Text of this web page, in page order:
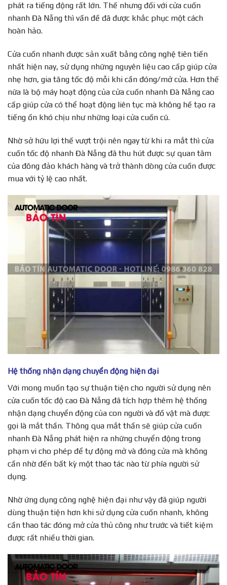
phát ra tiếng động rất lớn. Thế nhưng đối với cửa cuốn
nhanh Đà Nẵng thì vấn đề đã được khắc phục một cách
hoàn hảo.
Cửa cuốn nhanh được sản xuất bằng công nghệ tiên tiến
nhất hiện nay, sử dụng những nguyên liệu cao cấp giúp cửa
nhẹ hơn, gia tăng tốc độ mỗi khi cần đóng/mở cửa. Hơn thế
nữa là bộ máy hoạt động của cửa cuốn nhanh Đà Nẵng cao
cấp giúp cửa có thể hoạt động liên tục mà không hề tạo ra
tiếng ồn khó chịu như những loại cửa cuốn cũ.
Nhờ sở hữu lợi thế vượt trội nên ngay từ khi ra mắt thì cửa
cuốn tốc độ nhanh Đà Nẵng đã thu hút được sự quan tâm
của đông đảo khách hàng và trở thành dòng cửa cuốn được
mua với tỷ lệ cao nhất.
Hệ thống nhận dạng chuyển động hiện đại
Với mong muốn tạo sự thuận tiện cho người sử dụng nên
cửa cuốn tốc độ cao Đà Nẵng đã tích hợp thêm hệ thống
nhận dạng chuyển động của con người và đồ vật mà được
gọi là mắt thần. Thông qua mắt thần sẽ giúp cửa cuốn
nhanh Đà Nẵng phát hiện ra những chuyển động trong
phạm vi cho phép để tự động mở và đóng cửa mà không
cần nhờ đến bất kỳ một thao tác nào từ phía người sử
dụng.
Nhờ ứng dụng công nghệ hiện đại như vậy đã giúp người
dùng thuận tiện hơn khi sử dụng cửa cuốn nhanh, không
cần thao tác đóng mở cửa thủ công như trước và tiết kiệm
được rất nhiều thời gian.